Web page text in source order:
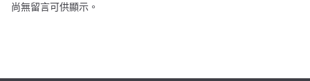
尚無留言可供顯示。